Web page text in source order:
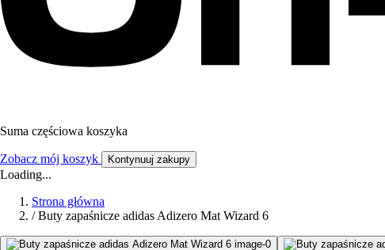
Suma częściowa koszyka
Zobacz mój koszyk Kontynuuj zakupy
Loading...
Strona główna
/ Buty zapaśnicze adidas Adizero Mat Wizard 6